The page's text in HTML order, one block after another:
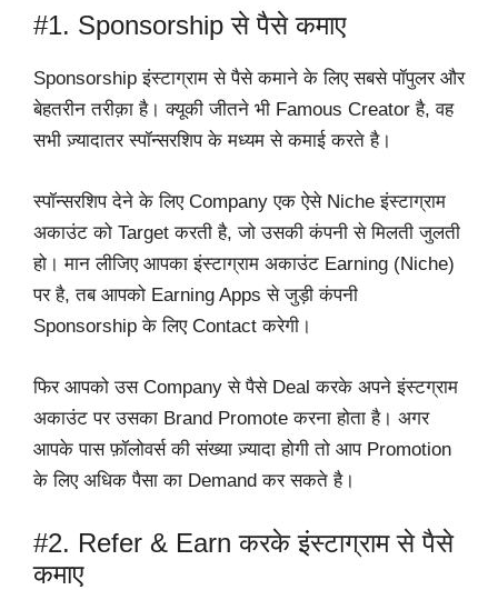
#1. Sponsorship से पैसे कमाए
Sponsorship इंस्टाग्राम से पैसे कमाने के लिए सबसे पॉपुलर और
बेहतरीन तरीक़ा है। क्यूकी जीतने भी Famous Creator है, वह
सभी ज़्यादातर स्पॉन्सरशिप के मध्यम से कमाई करते है।
स्पॉन्सरशिप देने के लिए Company एक ऐसे Niche इंस्टाग्राम
अकाउंट को Target करती है, जो उसकी कंपनी से मिलती जुलती
हो। मान लीजिए आपका इंस्टाग्राम अकाउंट Earning (Niche)
पर है, तब आपको Earning Apps से जुड़ी कंपनी
Sponsorship के लिए Contact करेगी।
फिर आपको उस Company से पैसे Deal करके अपने इंस्टग्राम
अकाउंट पर उसका Brand Promote करना होता है। अगर
आपके पास फ़ॉलोवर्स की संख्या ज़्यादा होगी तो आप Promotion
के लिए अधिक पैसा का Demand कर सकते है।
#2. Refer & Earn करके इंस्टाग्राम से पैसे
कमाए